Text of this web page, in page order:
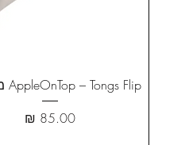
AppleOnTop – Tongs Flip מלקחיים
מחיר‏85.00 ‏₪